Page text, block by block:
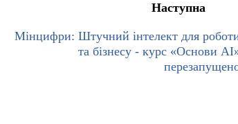
Наступна
Мінцифри: Штучний інтелект для
та бізнесу - курс «Основи